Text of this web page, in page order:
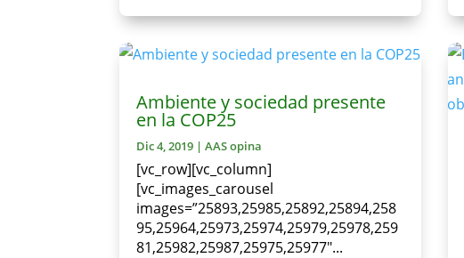
Ambiente y sociedad presente
en la COP25
Dic 4, 2019 |AAS opina
[vc_row][vc_column]
[vc_images_carousel
images=”25893,25985,25892,25894,258
95,25964,25973,25974,25979,25978,259
81,25982,25987,25975,25977″...